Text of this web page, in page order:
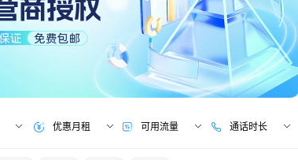
优惠月租 可用流量 通话时长